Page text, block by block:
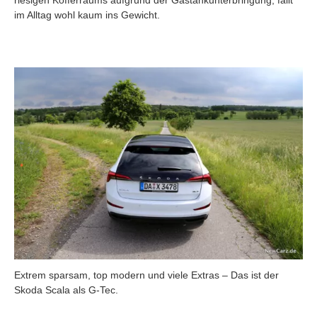
im Alltag wohl kaum ins Gewicht.
Extrem sparsam, top modern und viele Extras – Das ist der
Skoda Scala als G-Tec.